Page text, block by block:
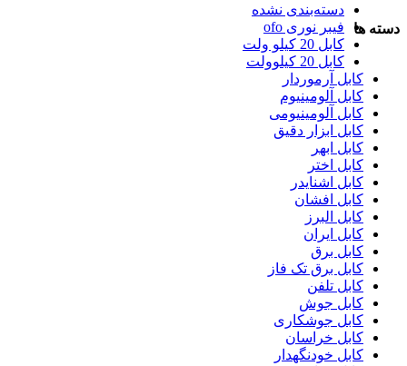
دسته ها
دسته‌بندی نشده
فیبر نوری ofo
کابل 20 کیلو ولت
کابل 20 کیلوولت
کابل آرموردار
کابل آلومینیوم
کابل آلومینیومی
کابل ابزار دقیق
کابل ابهر
کابل اختر
کابل اشنایدر
کابل افشان
کابل البرز
کابل ایران
کابل برق
کابل برق تک فاز
کابل تلفن
کابل جوش
کابل جوشکاری
کابل خراسان
کابل خودنگهدار